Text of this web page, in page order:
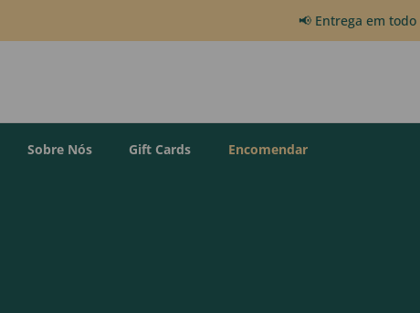
📢 Entrega em todo
Sobre Nós Gift Cards Encomendar